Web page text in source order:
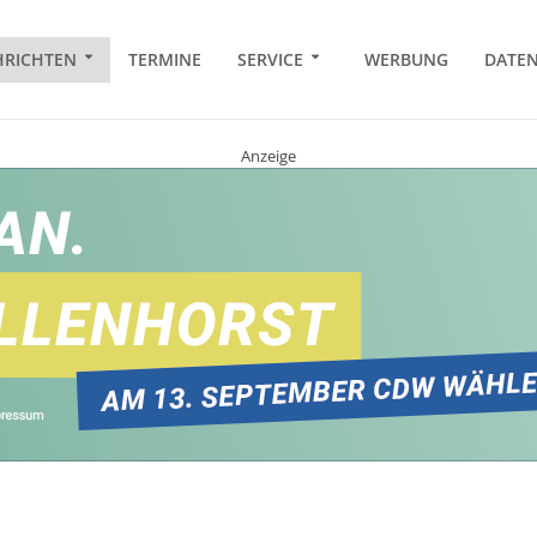
TERMINE SERVICE WERBUNG
Anzeige